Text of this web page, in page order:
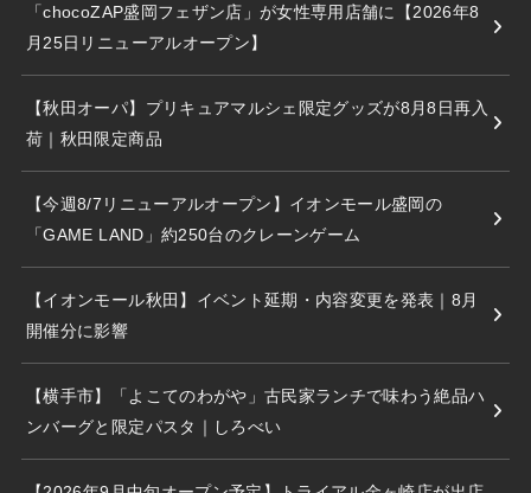
「chocoZAP盛岡フェザン店」が女性専用店舗に【2026年8
月25日リニューアルオープン】
【秋田オーパ】プリキュアマルシェ限定グッズが8月8日再入
荷｜秋田限定商品
【今週8/7リニューアルオープン】イオンモール盛岡の
「GAME LAND」約250台のクレーンゲーム
【イオンモール秋田】イベント延期・内容変更を発表｜8月
開催分に影響
【横手市】「よこてのわがや」古民家ランチで味わう絶品ハ
ンバーグと限定パスタ｜しろべい